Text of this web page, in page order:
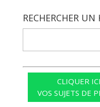
RECHERCHER
CLIQUER
VOS SUJETS DE